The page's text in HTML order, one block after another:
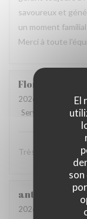
El
savoureux et
un moment
Merci à toute
Florent
2026-07-11
-
Servicio
Très convivial ,
anthony
2026-07-05
-